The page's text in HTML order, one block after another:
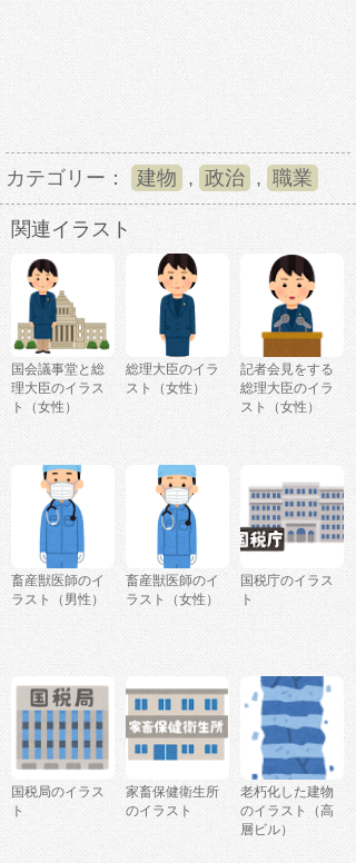
カテゴリー： 建物 , 政治 , 職業
関連イラスト
国会議事堂と総
理大臣のイラス
ト（女性）
総理大臣のイラ
スト（女性）
記者会見をする
総理大臣のイラ
スト（女性）
畜産獣医師のイ
ラスト（男性）
畜産獣医師のイ
ラスト（女性）
国税庁のイラス
ト
国税局のイラス
ト
家畜保健衛生所
のイラスト
老朽化した建物
のイラスト（高
層ビル）